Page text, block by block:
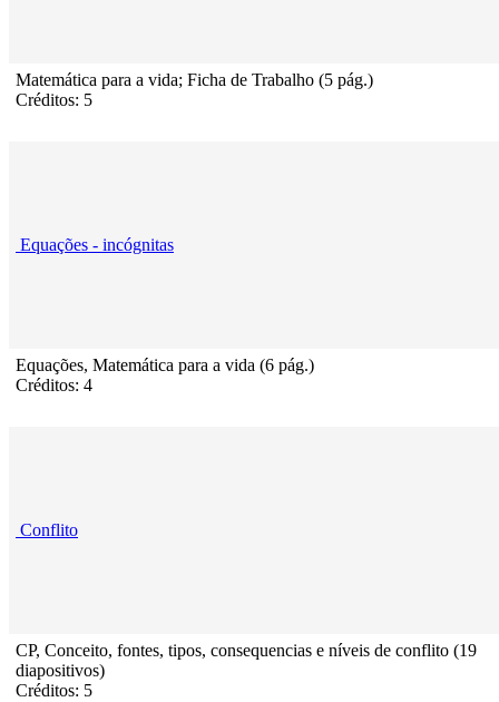
Matemática para a vida; Ficha de Trabalho (5 pág.)
Créditos: 5
Equações - incógnitas
Equações, Matemática para a vida (6 pág.)
Créditos: 4
Conflito
CP, Conceito, fontes, tipos, consequencias e níveis de conflito (19
diapositivos)
Créditos: 5